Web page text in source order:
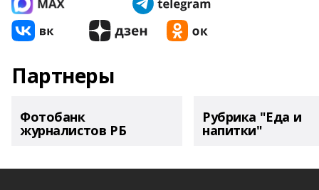
Партнеры
Фотобанк
журналистов РБ
Рубрика "Еда и
напитки"